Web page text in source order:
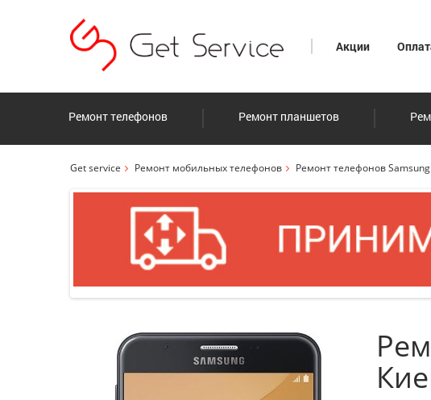
Акции
Ремонт телефонов Ремонт планшетов
Get service Ремонт мобильных телефонов Ремонт телефонов Samsung